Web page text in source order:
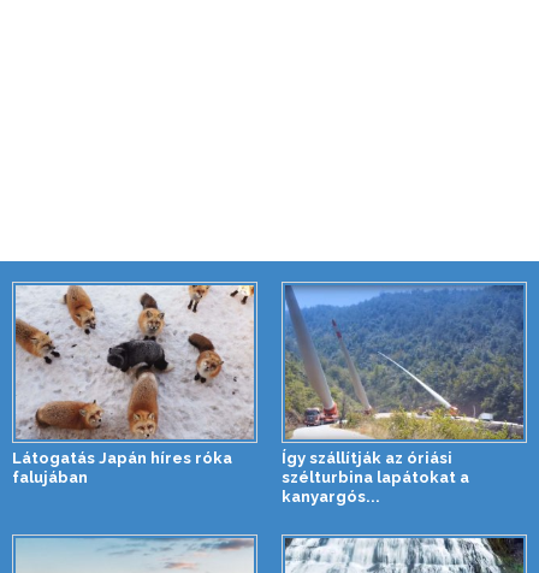
Látogatás Japán híres róka
falujában
Így szállítják az óriási
szélturbina lapátokat a
kanyargós...